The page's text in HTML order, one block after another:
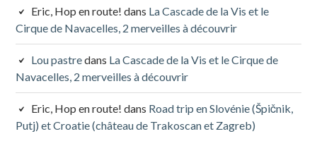
Eric, Hop en route! dans La Cascade de la Vis et le
Cirque de Navacelles, 2 merveilles à découvrir
Lou pastredans La Cascade de la Vis et le Cirque de
Navacelles, 2 merveilles à découvrir
Eric, Hop en route! dans Road trip en Slovénie (Špičnik,
Putj) et Croatie (château de Trakoscan et Zagreb)